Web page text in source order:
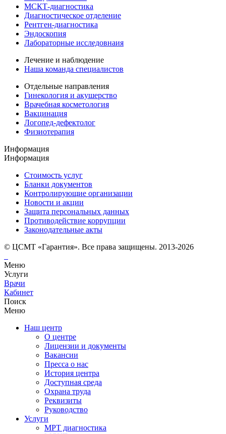
МСКТ-диагностика
Диагностическое отделение
Рентген-диагностика
Эндоскопия
Лабораторные исследовнаия
Лечение и наблюдение
Наша команда специалистов
Отдельные направления
Гинекология и акушерство
Врачебная косметология
Вакцинация
Логопед-дефектолог
Физиотерапия
Информация
Информация
Стоимость услуг
Бланки документов
Контролирующие организации
Новости и акции
Защита персональных данных
Противодействие коррупции
Законодательные акты
© ЦСМТ «Гарантия». Все права защищены. 2013-2026
Меню
Услуги
Врачи
Кабинет
Поиск
Меню
Наш центр
О центре
Лицензии и документы
Вакансии
Пресса о нас
История центра
Доступная среда
Охрана труда
Реквизиты
Руководство
Услуги
МРТ диагностика